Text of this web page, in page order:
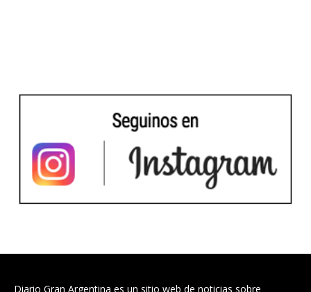
Diario Gran Argentina es un sitio web de noticias sobre